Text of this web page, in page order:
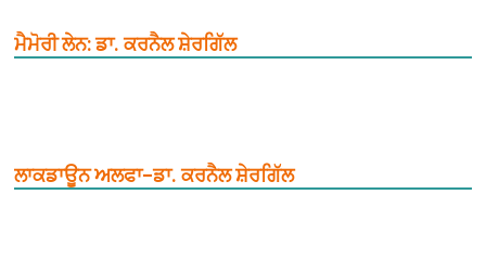
ਮੈਮੋਰੀ ਲੇਨ: ਡਾ. ਕਰਨੈਲ ਸ਼ੇਰਗਿੱਲ
ਲਾਕਡਾਊਨ ਅਲਫਾ–ਡਾ. ਕਰਨੈਲ ਸ਼ੇਰਗਿੱਲ